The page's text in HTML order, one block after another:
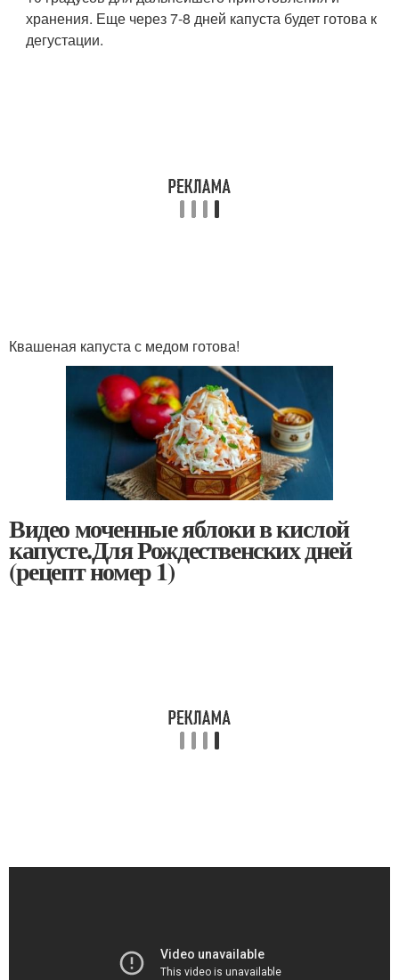
хранения. Еще через 7-8 дней капуста будет готова к
дегустации.
Квашеная капуста с медом готова!
Видео моченные яблоки в кислой
капусте.Для Рождественских дней
(рецепт номер 1)